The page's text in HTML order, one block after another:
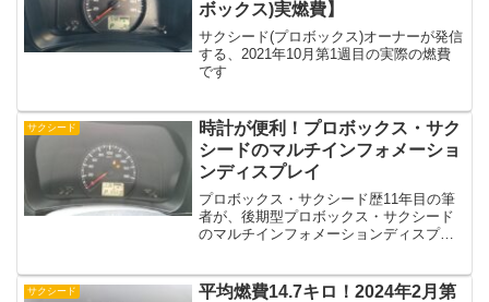
ボックス)実燃費】
サクシード(プロボックス)オーナーが発信
する、2021年10月第1週目の実際の燃費
です
サクシード
時計が便利！プロボックス・サク
シードのマルチインフォメーショ
ンディスプレイ
プロボックス・サクシード歴11年目の筆
者が、後期型プロボックス・サクシード
のマルチインフォメーションディスプレ
サクシード
平均燃費14.7キロ！2024年2月第